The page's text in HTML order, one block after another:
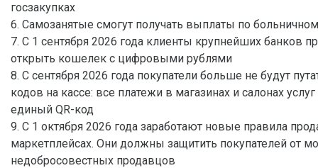
госзакупках
6. Самозанятые смогут получать выплаты по
7. С 1 сентября 2026 года клиенты крупнейших банков
открыть кошелек с цифровыми рублями
8. С сентября 2026 года покупатели больше не будут
кодов на кассе: все платежи в магазинах и салонах
единый QR-код
9. С 1 октября 2026 года заработают новые правила
маркетплейсах. Они должны защитить покупателей от
недобросовестных продавцов